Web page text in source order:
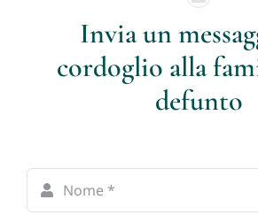
Invia un
cordoglio alla
defunto